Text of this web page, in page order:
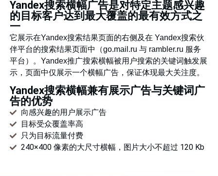
Yandex搜索横幅广告是对特定主题感兴趣
的目标客户达到最大覆盖的最有效方式之
一
它展示在Yandex搜索结果页面的右侧及在 Yandex搜索伙
伴平台的搜索结果页面中（go.mail.ru 与 rambler.ru 服务
平台）。Yandex推广搜索横幅被用户搜索的关键词触发展
示，页面中仅展示一个横幅广告，保证体现最大关注度。
Yandex搜索横幅兼有展示广告与关键词广
告的优势
向感兴趣的用户展示广告
目标受众覆盖率高
只为目标流量付费
240×400 像素的大尺寸横幅，图片大小不超过 120 Kb